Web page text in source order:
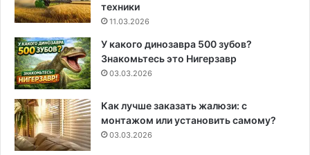
техники
11.03.2026
У какого динозавра 500 зубов?
Знакомьтесь это Нигерзавр
03.03.2026
Как лучше заказать жалюзи: с
монтажом или установить самому?
03.03.2026